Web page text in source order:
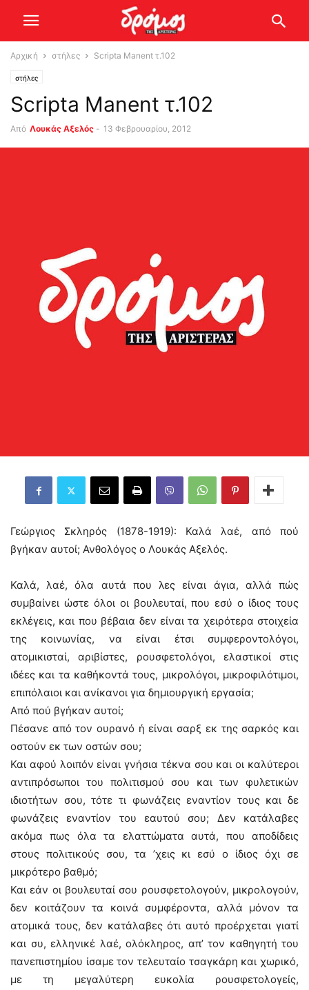
Αρχική στήλες Scripta Manent τ.102
στήλες
Scripta Manent τ.102
Από Λουκάς Αξελός - 13 Φεβρουαρίου, 2012
Γεώργιος Σκληρός (1878-1919): Καλά λαέ, από πού
βγήκαν αυτοί; Ανθολόγος ο Λουκάς Αξελός.
Καλά, λαέ, όλα αυτά που λες είναι άγια, αλλά πώς
συμβαίνει ώστε όλοι οι βουλευταί, που εσύ ο ίδιος τους
εκλέγεις, και που βέβαια δεν είναι τα χειρότερα στοιχεία
της κοινωνίας, να είναι έτσι συμφεροντολόγοι,
ατομικισταί, αριβίστες, ρουσφετολόγοι, ελαστικοί στις
ιδέες και τα καθήκοντά τους, μικρολόγοι, μικροφιλότιμοι,
επιπόλαιοι και ανίκανοι για δημιουργική εργασία;
Από πού βγήκαν αυτοί;
Πέσανε από τον ουρανό ή είναι σαρξ εκ της σαρκός και
οστούν εκ των οστών σου;
Και αφού λοιπόν είναι γνήσια τέκνα σου και οι καλύτεροι
αντιπρόσωποι του πολιτισμού σου και των φυλετικών
ιδιοτήτων σου, τότε τι φωνάζεις εναντίον τους και δε
φωνάζεις εναντίον του εαυτού σου; Δεν κατάλαβες
ακόμα πως όλα τα ελαττώματα αυτά, που αποδίδεις
στους πολιτικούς σου, τα ’χεις κι εσύ ο ίδιος όχι σε
μικρότερο βαθμό;
Και εάν οι βουλευταί σου ρουσφετολογούν, μικρολογούν,
δεν κοιτάζουν τα κοινά συμφέροντα, αλλά μόνον τα
ατομικά τους, δεν κατάλαβες ότι αυτό προέρχεται γιατί
και συ, ελληνικέ λαέ, ολόκληρος, απ’ τον καθηγητή του
πανεπιστημίου ίσαμε τον τελευταίο τσαγκάρη και χωρικό,
με τη μεγαλύτερη ευκολία ρουσφετολογείς,